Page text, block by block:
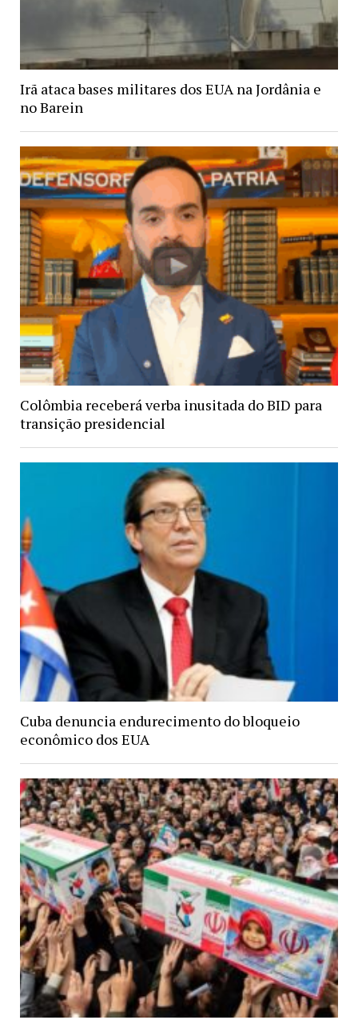
Irã ataca bases militares dos EUA na Jordânia e
no Barein
Colômbia receberá verba inusitada do BID para
transição presidencial
Cuba denuncia endurecimento do bloqueio
econômico dos EUA